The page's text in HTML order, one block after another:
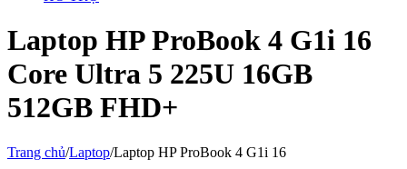
Laptop HP ProBook 4 G1i 16
Core Ultra 5 225U 16GB
512GB FHD+
Trang chủ/Laptop/Laptop HP ProBook 4 G1i 16